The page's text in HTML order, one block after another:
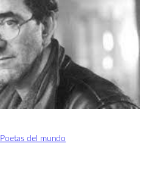
Poetas del mundo